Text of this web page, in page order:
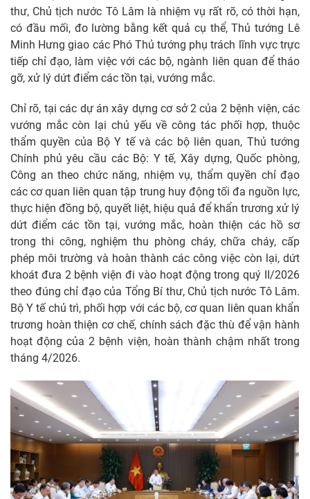
thư, Chủ tịch nước Tô Lâm là nhiệm vụ rất rõ, có thời hạn,
có đầu mối, đo lường bằng kết quả cụ thể, Thủ tướng Lê
Minh Hưng giao các Phó Thủ tướng phụ trách lĩnh vực trực
tiếp chỉ đạo, làm việc với các bộ, ngành liên quan để tháo
gỡ, xử lý dứt điểm các tồn tại, vướng mắc.
Chỉ rõ, tại các dự án xây dựng cơ sở 2 của 2 bệnh viện, các
vướng mắc còn lại chủ yếu về công tác phối hợp, thuộc
thẩm quyền của Bộ Y tế và các bộ liên quan, Thủ tướng
Chính phủ yêu cầu các Bộ: Y tế, Xây dựng, Quốc phòng,
Công an theo chức năng, nhiệm vụ, thẩm quyền chỉ đạo
các cơ quan liên quan tập trung huy động tối đa nguồn lực,
thực hiện đồng bộ, quyết liệt, hiệu quả để khẩn trương xử lý
dứt điểm các tồn tại, vướng mắc, hoàn thiện các hồ sơ
trong thi công, nghiệm thu phòng cháy, chữa cháy, cấp
phép môi trường và hoàn thành các công việc còn lại, dứt
khoát đưa 2 bệnh viện đi vào hoạt động trong quý II/2026
theo đúng chỉ đạo của Tổng Bí thư, Chủ tịch nước Tô Lâm.
Bộ Y tế chủ trì, phối hợp với các bộ, cơ quan liên quan khẩn
trương hoàn thiện cơ chế, chính sách đặc thù để vận hành
hoạt động của 2 bệnh viện, hoàn thành chậm nhất trong
tháng 4/2026.